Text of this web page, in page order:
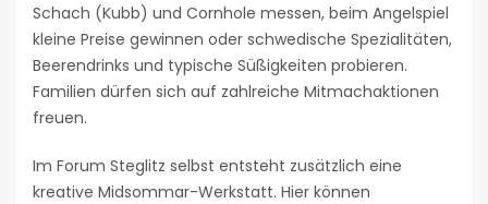
Schach (Kubb) und Cornhole messen, beim Angelspiel
kleine Preise gewinnen oder schwedische Spezialitäten,
Beerendrinks und typische Süßigkeiten probieren.
Familien dürfen sich auf zahlreiche Mitmachaktionen
freuen.
Im Forum Steglitz selbst entsteht zusätzlich eine
kreative Midsommar-Werkstatt. Hier können